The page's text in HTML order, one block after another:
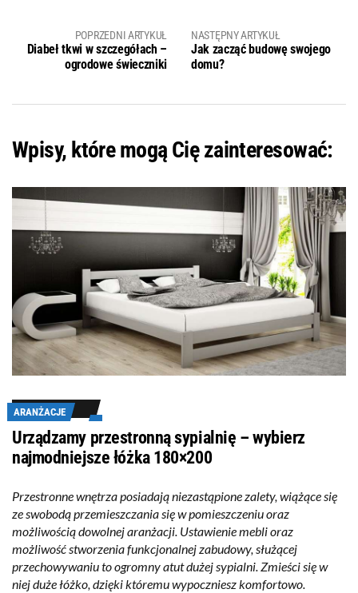
POPRZEDNI ARTYKUŁ
Diabeł tkwi w szczegółach –
ogrodowe świeczniki
NASTĘPNY ARTYKUŁ
Jak zacząć budowę swojego
domu?
Wpisy, które mogą Cię zainteresować:
ARANŻACJE
Urządzamy przestronną sypialnię – wybierz
najmodniejsze łóżka 180×200
Przestronne wnętrza posiadają niezastąpione zalety, wiążące się
ze swobodą przemieszczania się w pomieszczeniu oraz
możliwością dowolnej aranżacji. Ustawienie mebli oraz
możliwość stworzenia funkcjonalnej zabudowy, służącej
przechowywaniu to ogromny atut dużej sypialni. Zmieści się w
niej duże łóżko, dzięki któremu wypoczniesz komfortowo.